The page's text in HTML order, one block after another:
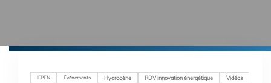
IFPEN Événements Hydrogène RDV innovation énergétique Vidéos